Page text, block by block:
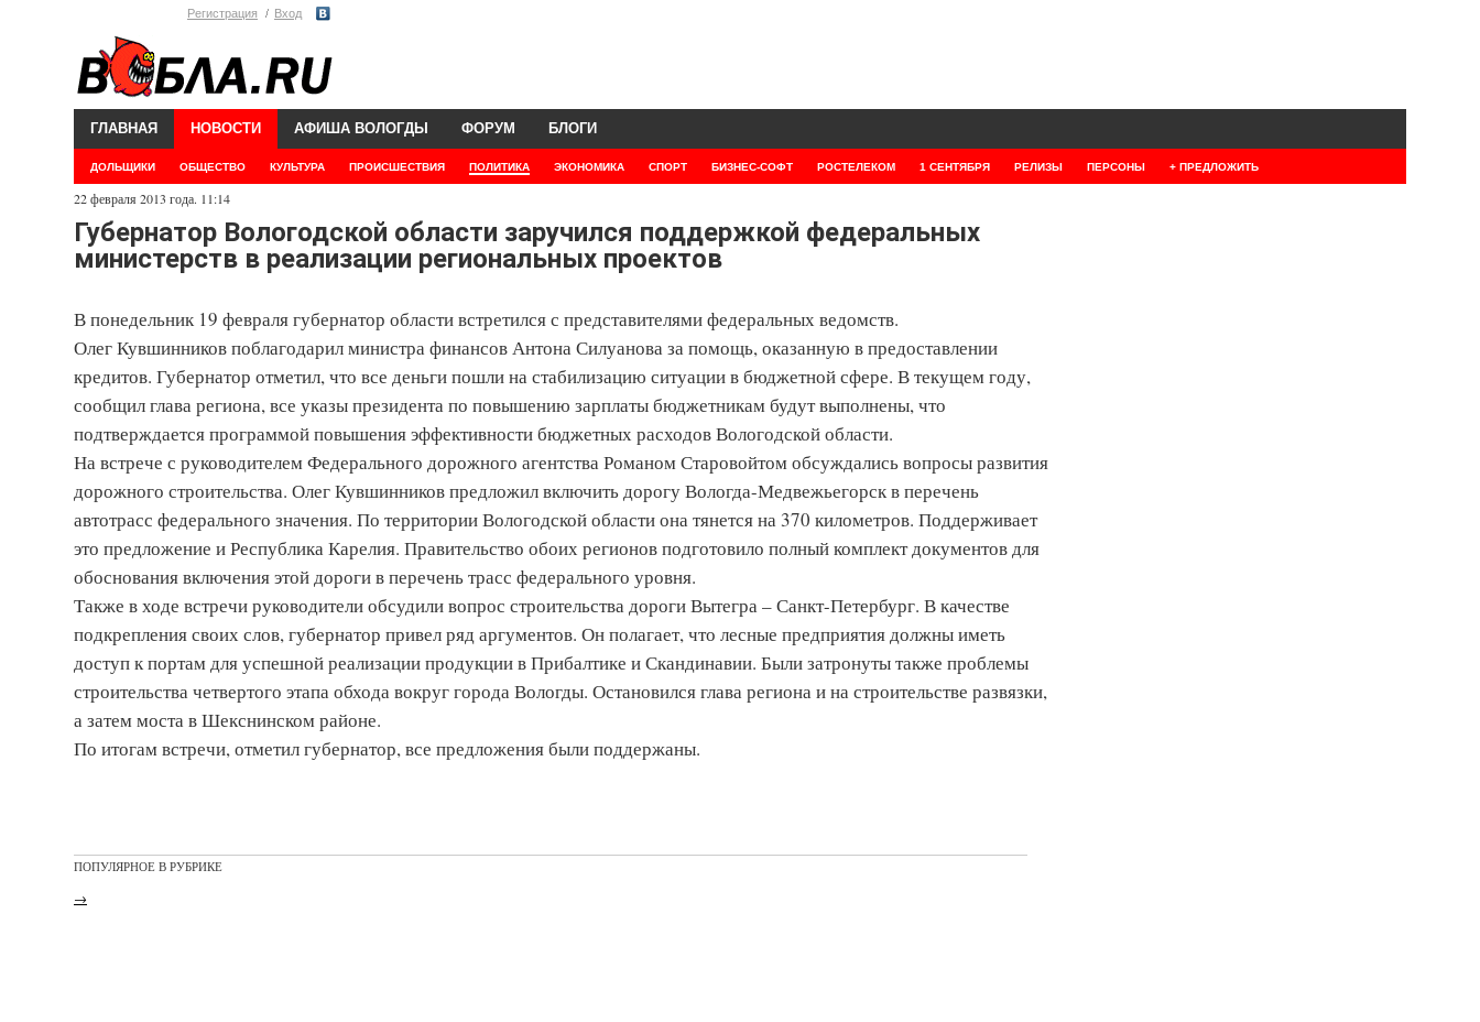
Регистрация Вход
ГЛАВНАЯ НОВОСТИ
ДОЛЬЩИКИ ОБЩЕСТВО КУЛЬТУРА ПРОИСШЕСТВИЯ ПОЛИТИКА ЭКОНОМИКА СПОРТ БИЗНЕС-СОФТ РОСТЕЛЕКОМ 1 СЕНТЯБРЯ РЕЛИЗЫ ПЕРСОНЫ + ПРЕДЛОЖИТЬ
АФИША ВОЛОГДЫ ФОРУМ БЛОГИ
22 февраля 2013 года. 11:14
Губернатор Вологодской области заручился поддержкой федеральных
министерств в реализации региональных проектов
В понедельник 19 февраля губернатор области встретился с представителями федеральных ведомств.
Олег Кувшинников поблагодарил министра финансов Антона Силуанова за помощь, оказанную в предоставлении
кредитов. Губернатор отметил, что все деньги пошли на стабилизацию ситуации в бюджетной сфере. В текущем году,
сообщил глава региона, все указы президента по повышению зарплаты бюджетникам будут выполнены, что
подтверждается программой повышения эффективности бюджетных расходов Вологодской области.
На встрече с руководителем Федерального дорожного агентства Романом Старовойтом обсуждались вопросы развития
дорожного строительства. Олег Кувшинников предложил включить дорогу Вологда-Медвежьегорск в перечень
автотрасс федерального значения. По территории Вологодской области она тянется на 370 километров. Поддерживает
это предложение и Республика Карелия. Правительство обоих регионов подготовило полный комплект документов для
обоснования включения этой дороги в перечень трасс федерального уровня.
Также в ходе встречи руководители обсудили вопрос строительства дороги Вытегра – Санкт-Петербург. В качестве
подкрепления своих слов, губернатор привел ряд аргументов. Он полагает, что лесные предприятия должны иметь
доступ к портам для успешной реализации продукции в Прибалтике и Скандинавии. Были затронуты также проблемы
строительства четвертого этапа обхода вокруг города Вологды. Остановился глава региона и на строительстве развязки,
а затем моста в Шекснинском районе.
По итогам встречи, отметил губернатор, все предложения были поддержаны.
ПОПУЛЯРНОЕ В РУБРИКЕ
→